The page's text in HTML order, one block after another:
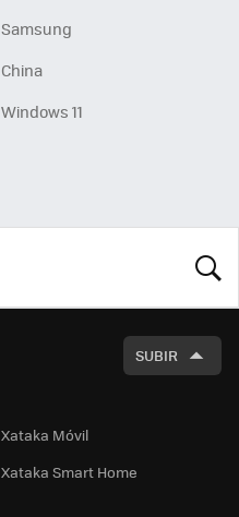
Samsung
China
Windows 11
SUBIR
Xataka Móvil
Xataka Smart Home